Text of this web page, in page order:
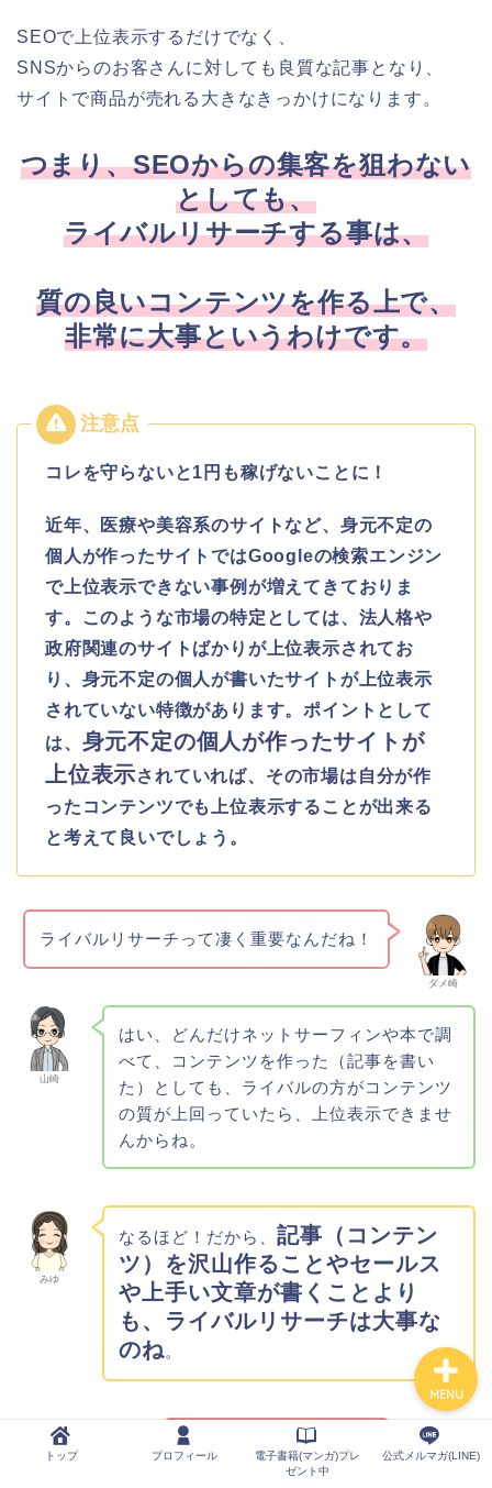
SEOで上位表示するだけでなく、
SNSからのお客さんに対しても良質な記事となり、
サイトで商品が売れる大きなきっかけになります。
つまり、SEOからの集客を狙わない
としても、
ライバルリサーチする事は、
質の良いコンテンツを作る上で、
非常に大事というわけです。
コレを守らないと1円も稼げないことに！
近年、医療や美容系のサイトなど、身元不定の
個人が作ったサイトではGoogleの検索エンジン
で上位表示できない事例が増えてきておりま
す。このような市場の特定としては、法人格や
政府関連のサイトばかりが上位表示されてお
り、身元不定の個人が書いたサイトが上位表示
されていない特徴があります。ポイントとして
は、 身元不定の個人が作ったサイトが
上位表示されていれば、その市場は自分が作
ったコンテンツでも上位表示することが出来る
と考えて良いでしょう。
ダメ崎
ライバルリサーチって凄く重要なんだね！
山崎
はい、どんだけネットサーフィンや本で調
べて、コンテンツを作った（記事を書い
た）としても、ライバルの方がコンテンツ
の質が上回っていたら、上位表示できませ
んからね。
みゆ
なるほど！だから、 記事（コンテン
ツ）を沢山作ることやセールス
や上手い文章が書くことより
も、ライバルリサーチは大事な
のね。
え？どうゆうこと？？？
トップ プロフィール
電子書籍(マンガ)プレ
ゼント中
公式メルマガ(LINE)
MENU
トップ
プロフィール
ト中
公式メルマガ(LINE)